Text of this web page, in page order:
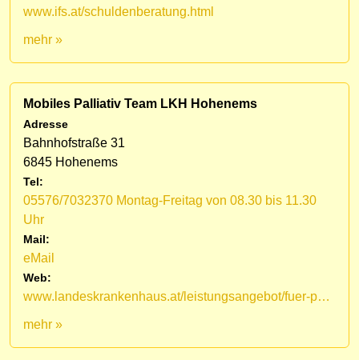
www.ifs.at/schuldenberatung.html
mehr »
Mobiles Palliativ Team LKH Hohenems
Adresse
Bahnhofstraße 31
6845 Hohenems
Tel:
05576/7032370 Montag-Freitag von 08.30 bis 11.30
Uhr
Mail:
eMail
Web:
www.landeskrankenhaus.at/leistungsangebot/fuer-patienten/medizinische-fachbereiche/lkh-hohenems/palliativstation/mobiles-palliativteam-vorarlberg
mehr »